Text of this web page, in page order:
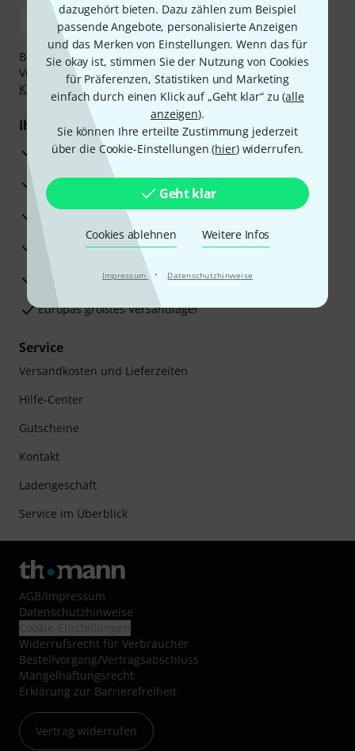
dazugehört bieten. Dazu zählen zum Beispiel
passende Angebote, personalisierte Anzeigen
und das Merken von Einstellungen. Wenn das für
Sie okay ist, stimmen Sie der Nutzung von Cookies
für Präferenzen, Statistiken und Marketing
einfach durch einen Klick auf „Geht klar“ zu (alle
anzeigen).
Sie können Ihre erteilte Zustimmung jederzeit
über die Cookie-Einstellungen (hier) widerrufen.
Geht klar
Cookies ablehnen Weitere Infos
Impressum · Datenschutzhinweise
Bezahlen Sie vertraulich und sicher per Nachnahme,
Vorkasse, PayPal, Amazon Pay, Klarna Sofort bezahlen
Klarna Ratenzahlungoder Kreditkarte.
Ihre Vorteile
3 Jahre Thomann Garantie
30 Tage Money-Back-Garantie
Reparaturservice
Beratung durch Fachexperten
Zufriedenheitsgarantie
Europas größtes Versandlager
Service
Versandkosten und Lieferzeiten
Hilfe-Center
Gutscheine
Kontakt
Ladengeschäft
Service im Überblick
AGB/Impressum
Datenschutzhinweise
Widerrufsrecht für Verbraucher
Bestellvorgang/Vertragsabschluss
Mängelhaftungsrecht
Erklärung zur Barrierefreiheit
Vertrag widerrufen